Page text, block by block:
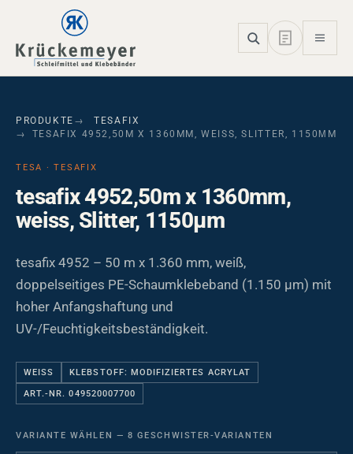
Skip to main navigation
Skip to main content
Skip to page footer
PRODUKTE
TESAFIX
TESAFIX 4952,50M X 1360MM, WEISS, SLITTER, 1150ΜM
TESA · TESAFIX
tesafix 4952,50m x 1360mm,
weiss, Slitter, 1150µm
tesafix 4952 – 50 m x 1.360 mm, weiß,
doppelseitiges PE-Schaumklebeband (1.150 µm) mit
hoher Anfangshaftung und
UV-/Feuchtigkeitsbeständigkeit.
WEISS KLEBSTOFF: MODIFIZIERTES ACRYLAT
ART.-NR. 049520007700
VARIANTE WÄHLEN — 8 GESCHWISTER-VARIANTEN